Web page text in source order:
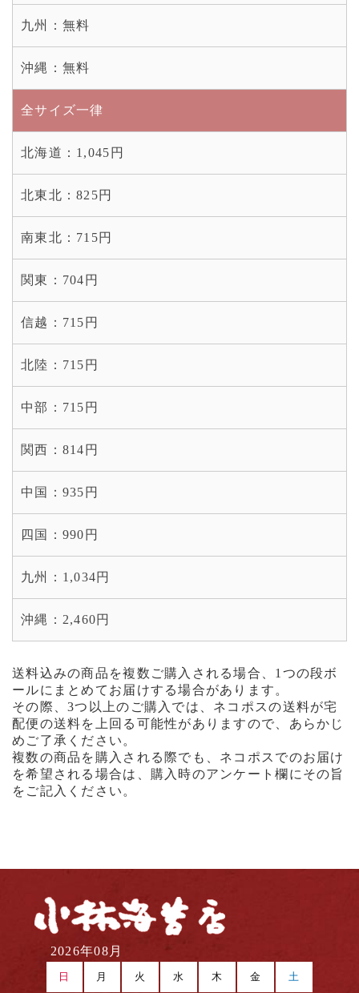
九州： 無料
沖縄： 無料
全サイズ一律
北海道： 1,045円
北東北：825円
南東北： 715円
関東： 704円
信越： 715円
北陸： 715円
中部： 715円
関西： 814円
中国： 935円
四国： 990円
九州： 1,034円
沖縄： 2,460円
送料込みの商品を複数ご購入される場合、1つの段ボ
ールにまとめてお届けする場合があります。
その際、3つ以上のご購入では、ネコポスの送料が宅
配便の送料を上回る可能性がありますので、あらかじ
めご了承ください。
複数の商品を購入される際でも、ネコポスでのお届け
を希望される場合は、購入時のアンケート欄にその旨
をご記入ください。
2026年08月
日 月 火 水 木 金 土